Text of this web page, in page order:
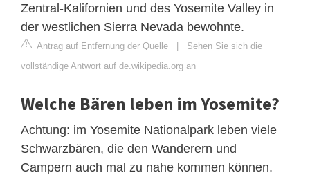
Zentral-Kalifornien und des Yosemite Valley in
der westlichen Sierra Nevada bewohnte.
Antrag auf Entfernung der Quelle | Sehen Sie sich die
vollständige Antwort auf de.wikipedia.org an
Welche Bären leben im Yosemite?
Achtung: im Yosemite Nationalpark leben viele
Schwarzbären, die den Wanderern und
Campern auch mal zu nahe kommen können.